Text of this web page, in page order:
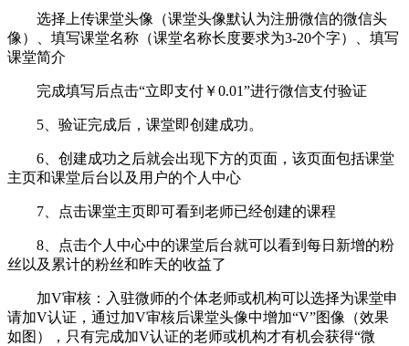
选择上传课堂头像（课堂头像默认为注册微信的微信头
像）、填写课堂名称（课堂名称长度要求为3-20个字）、填写
课堂简介
完成填写后点击“立即支付￥0.01”进行微信支付验证
5、验证完成后，课堂即创建成功。
6、创建成功之后就会出现下方的页面，该页面包括课堂
主页和课堂后台以及用户的个人中心
7、点击课堂主页即可看到老师已经创建的课程
8、点击个人中心中的课堂后台就可以看到每日新增的粉
丝以及累计的粉丝和昨天的收益了
加V审核：入驻微师的个体老师或机构可以选择为课堂申
请加V认证，通过加V审核后课堂头像中增加“V”图像（效果
如图），只有完成加V认证的老师或机构才有机会获得“微